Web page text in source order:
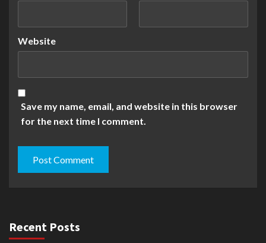
Website
Save my name, email, and website in this browser
for the next time I comment.
Recent Posts